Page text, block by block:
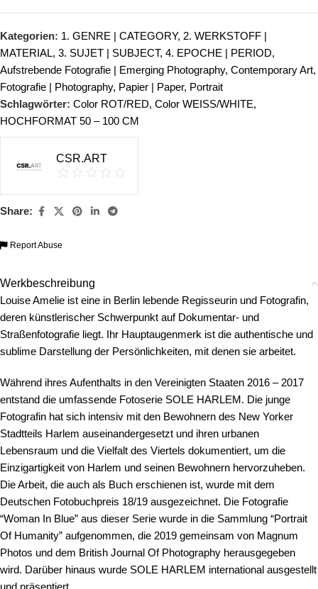
Kategorien: 1. GENRE | CATEGORY, 2. WERKSTOFF |
MATERIAL, 3. SUJET | SUBJECT, 4. EPOCHE | PERIOD,
Aufstrebende Fotografie | Emerging Photography, Contemporary Art,
Fotografie | Photography, Papier | Paper, Portrait
Schlagwörter: Color ROT/RED, Color WEISS/WHITE,
HOCHFORMAT 50 – 100 CM
CSR.ART
Share:
Report Abuse
Werkbeschreibung
Louise Amelie ist eine in Berlin lebende Regisseurin und Fotografin,
deren künstlerischer Schwerpunkt auf Dokumentar- und
Straßenfotografie liegt. Ihr Hauptaugenmerk ist die authentische und
sublime Darstellung der Persönlichkeiten, mit denen sie arbeitet.
Während ihres Aufenthalts in den Vereinigten Staaten 2016 – 2017
entstand die umfassende Fotoserie SOLE HARLEM. Die junge
Fotografin hat sich intensiv mit den Bewohnern des New Yorker
Stadtteils Harlem auseinandergesetzt und ihren urbanen
Lebensraum und die Vielfalt des Viertels dokumentiert, um die
Einzigartigkeit von Harlem und seinen Bewohnern hervorzuheben.
Die Arbeit, die auch als Buch erschienen ist, wurde mit dem
Deutschen Fotobuchpreis 18/19 ausgezeichnet. Die Fotografie
“Woman In Blue” aus dieser Serie wurde in die Sammlung “Portrait
Of Humanity” aufgenommen, die 2019 gemeinsam von Magnum
Photos und dem British Journal Of Photography herausgegeben
wird. Darüber hinaus wurde SOLE HARLEM international ausgestellt
und präsentiert.